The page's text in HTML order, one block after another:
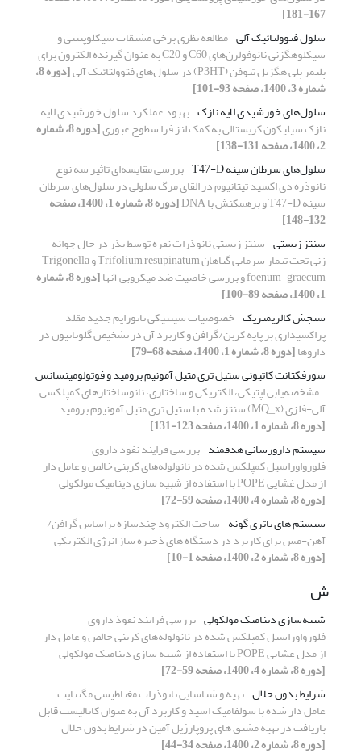
167-181]
سلول فتوولتائیک آلی مطالعه نظری برخی مشتقات سیکلوپنتنی و
سیکلوهگزنی نانوفولرن‌های C60 و C20 به عنوان گیرنده الکترون برای
پلیمر پلی هگزیل تیوفن (P3HT) در سلول‌های فتوولتائیک آلی [دوره 8،
شماره 3، 1400، صفحه 93-101]
سلول‌های خورشیدی لایه نازک بهبود عملکرد سلول خورشیدی لایه
نازک سیلیکون کریستالی به کمک لنز فرا سطوح عبوری [دوره 8، شماره
2، 1400، صفحه 131-138]
سلول‌های سرطان سینه T47-D
بررسی مقایسه‌ای تاثیر سه نوع
نانوذره دی اکسید تیتانیوم در القای مرگ سلولی در سلول‌های سرطان
سینه T47-D و برهمکنش با DNA [دوره 8، شماره 1، 1400، صفحه
132-148]
سنتز زیستی سنتز زیستی نانوذرات نقره توسط بذر در حال جوانه
زنی تحت تیمار سرمایی گیاهان Trifolium resupinatum و Trigonella
foenum-graecum و بررسی خاصیت ضد میکروبی آنها [دوره 8، شماره
1، 1400، صفحه 89-100]
سنجش کالریمتریک خصوصیات سینتیکی نانوزایم جدید مقلد
پراکسیدازی بر پایه کربن/گرافن و کاربرد آن در تشخیص گلوتاتیون در
داروها[دوره 8، شماره 1، 1400، صفحه 68-79]
سورفکتانت کاتیونی ستیل تری متیل آمونیم برومید و فوتولومینسانس
مشخصه‌یابی اپتیکی، الکتریکی و ساختاری، نانوساختارهای کمپلکسی
آلی-فلزی (MQ_x) سنتز شده با ستیل تری متیل آمونیوم برومید
[دوره 8، شماره 1، 1400، صفحه 123-131]
سیستم دارورسانی هدفمند بررسی فرایند نفوذ داروی
فلورواوراسیل کمپلکس شده در نانولوله‌های کربنی خالص و عامل دار
از مدل غشایی POPE با استفاده از شبیه سازی دینامیک مولکولی
[دوره 8، شماره 4، 1400، صفحه 59-72]
سیستم های باتری گونه ساخت الکترود چندسازه براساس گرافن/
آهن-مس برای کاربرد در دستگاه های ذخیره ساز انرژی الکتریکی
[دوره 8، شماره 2، 1400، صفحه 1-10]
ش
شبیه‌سازی دینامیک مولکولی بررسی فرایند نفوذ داروی
فلورواوراسیل کمپلکس شده در نانولوله‌های کربنی خالص و عامل دار
از مدل غشایی POPE با استفاده از شبیه سازی دینامیک مولکولی
[دوره 8، شماره 4، 1400، صفحه 59-72]
شرایط بدون حلال تهیه و شناسایی نانوذرات مغناطیسی مگنتایت
عامل دار شده با سولفامیک اسید و کاربرد آن به عنوان کاتالیست قابل
بازیافت در تهیه مشتق های پروپارژیل آمین در شرایط بدون حلال
[دوره 8، شماره 2، 1400، صفحه 34-44]